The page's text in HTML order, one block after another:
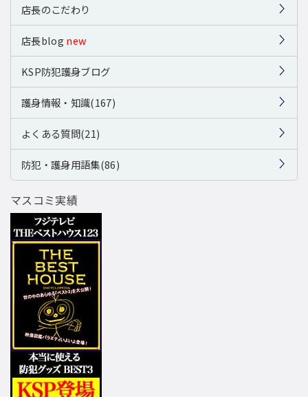
店長のこだわり
店長blog new
KSP防犯護身ブログ
護身情報・知識(167)
よくある質問(21)
防犯・護身用語集(86)
マスコミ実績